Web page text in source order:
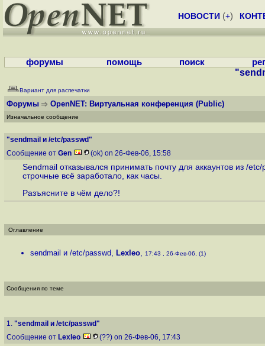
НОВОСТИ (+)
форумы помощь поиск
Вариант для распечатки
Форумы OpenNET: Виртуальная конференция (Public)
Изначальное сообщение
"sendmail и /etc/passwd"
Сообщение от Gen (ok) on 26-Фев-06, 15:58
Sendmail отказывался принимать почту для аккаунтов из /
строчные всё заработало, как часы.
Разъясните в чём дело?!
Оглавление
sendmail и /etc/passwd, Lexleo, 17:43 , 26-Фев-06, (1)
Сообщения по теме
1. "sendmail и /etc/passwd"
Сообщение от Lexleo (??) on 26-Фев-06, 17:43